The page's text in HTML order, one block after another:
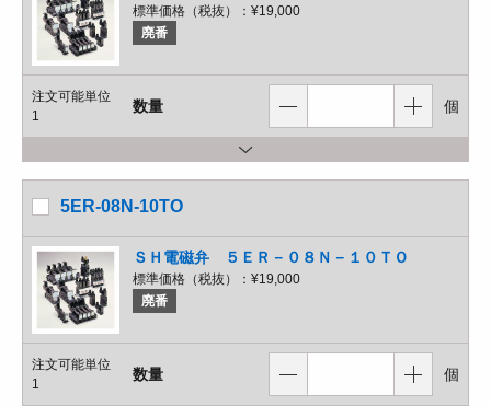
標準価格（税抜）： ¥19,000
廃番
注文可能単位
1
数量 個
5ER-08N-10TO
ＳＨ電磁弁 ５ＥＲ－０８Ｎ－１０ＴＯ
標準価格（税抜）： ¥19,000
廃番
注文可能単位
1
数量 個